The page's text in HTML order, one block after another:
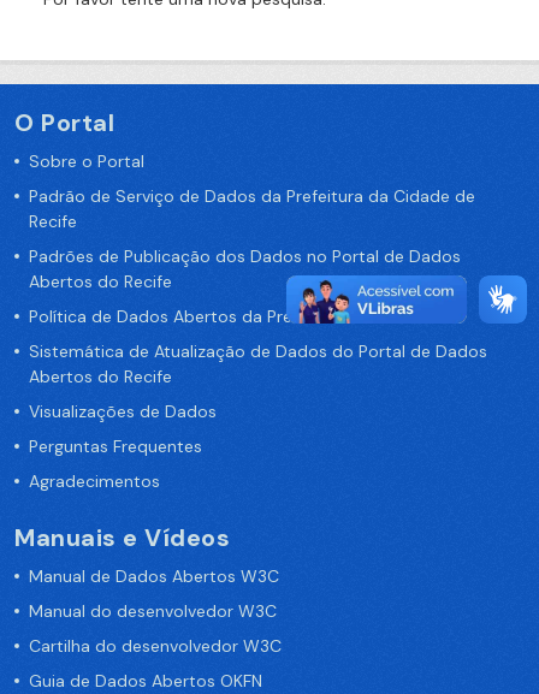
O Portal
Sobre o Portal
Padrão de Serviço de Dados da Prefeitura da Cidade de
Recife
Padrões de Publicação dos Dados no Portal de Dados
Abertos do Recife
Política de Dados Abertos da Prefeitura do Recife
Sistemática de Atualização de Dados do Portal de Dados
Abertos do Recife
Visualizações de Dados
Perguntas Frequentes
Agradecimentos
Manuais e Vídeos
Manual de Dados Abertos W3C
Manual do desenvolvedor W3C
Cartilha do desenvolvedor W3C
Guia de Dados Abertos OKFN